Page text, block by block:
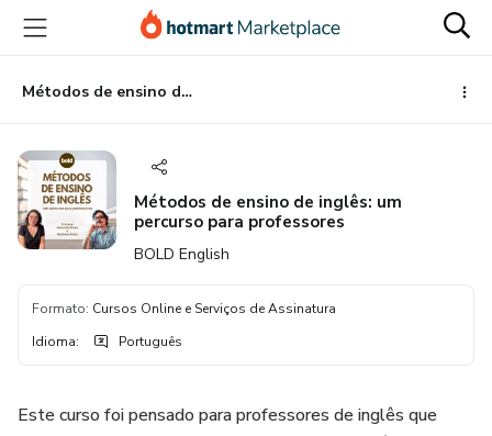
para
conteúdo
principal
para
pagamento
para
rodapé
Métodos de ensino de inglês: um percurso para professores
Métodos de ensino de inglês: um
percurso para professores
BOLD English
Formato: Cursos Online e Serviços de Assinatura
Idioma: Português
Este curso foi pensado para professores de inglês que